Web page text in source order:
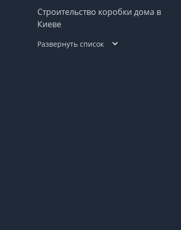
Строительство коробки дома в
Киеве
Развернуть список